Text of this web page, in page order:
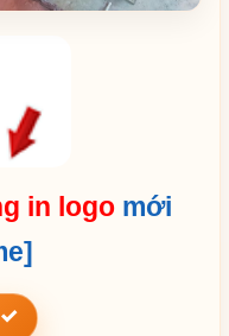
in logo mới